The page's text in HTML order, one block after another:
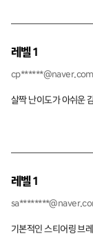
레벨 1
cp******@naver.com
살짝 난이도가 아쉬운
레벨 1
기본적인 스티어링 브